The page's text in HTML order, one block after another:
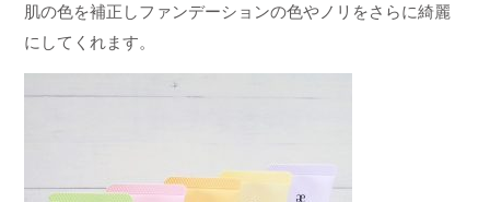
肌の色を補正しファンデーションの色やノリをさらに綺麗
にしてくれます。